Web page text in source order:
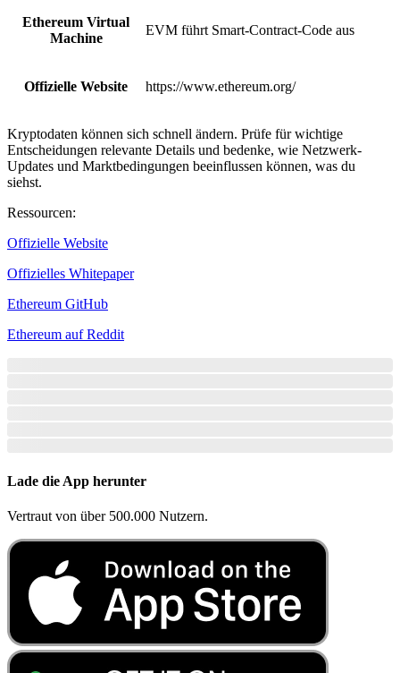
Ethereum Virtual
Machine
EVM führt Smart-Contract-Code aus
Offizielle Website https://www.ethereum.org/
Kryptodaten können sich schnell ändern. Prüfe für wichtige
Entscheidungen relevante Details und bedenke, wie Netzwerk-
Updates und Marktbedingungen beeinflussen können, was du
siehst.
Ressourcen:
Offizielle Website
Offizielles Whitepaper
Ethereum GitHub
Ethereum auf Reddit
Lade die App herunter
Vertraut von über 500.000 Nutzern.